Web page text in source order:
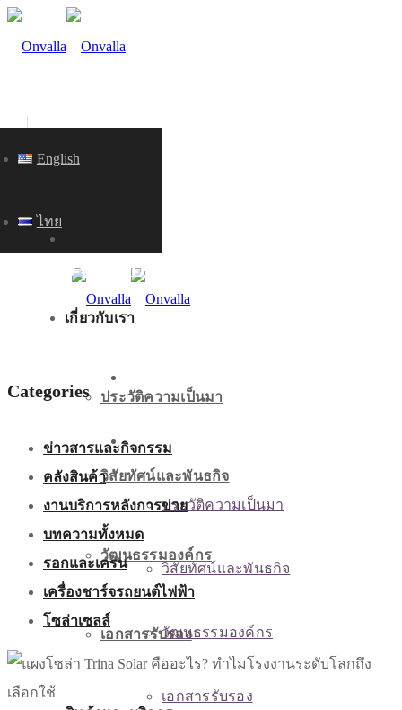
เกี่ยวกับเรา
ประวัติความเป็นมา
วิสัยทัศน์และพันธกิจ
วัฒนธรรมองค์กร
เอกสารรับรอง
English
ไทย
เกี่ยวกับเรา
ประวัติความเป็นมา
วิสัยทัศน์และพันธกิจ
วัฒนธรรมองค์กร
เอกสารรับรอง
KNOWLEDGE
Categories
ข่าวสารและกิจกรรม
คลังสินค้า
งานบริการหลังการขาย
บทความทั้งหมด
รอกและเครน
เครื่องชาร์จรถยนต์ไฟฟ้า
โซล่าเซลล์